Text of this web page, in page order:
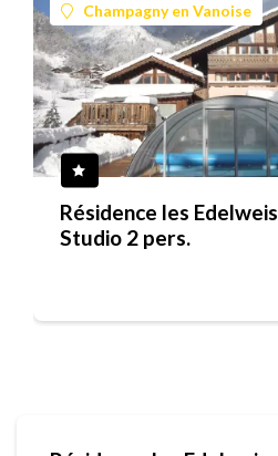
Champagny en Vanoise
Résidence les
Studio 2 pers.